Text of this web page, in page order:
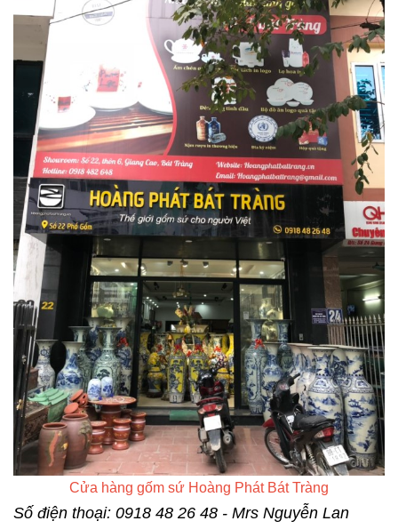
Cửa hàng gốm sứ Hoàng Phát Bát Tràng
Số điện thoại: 0918 48 26 48 - Mrs Nguyễn Lan